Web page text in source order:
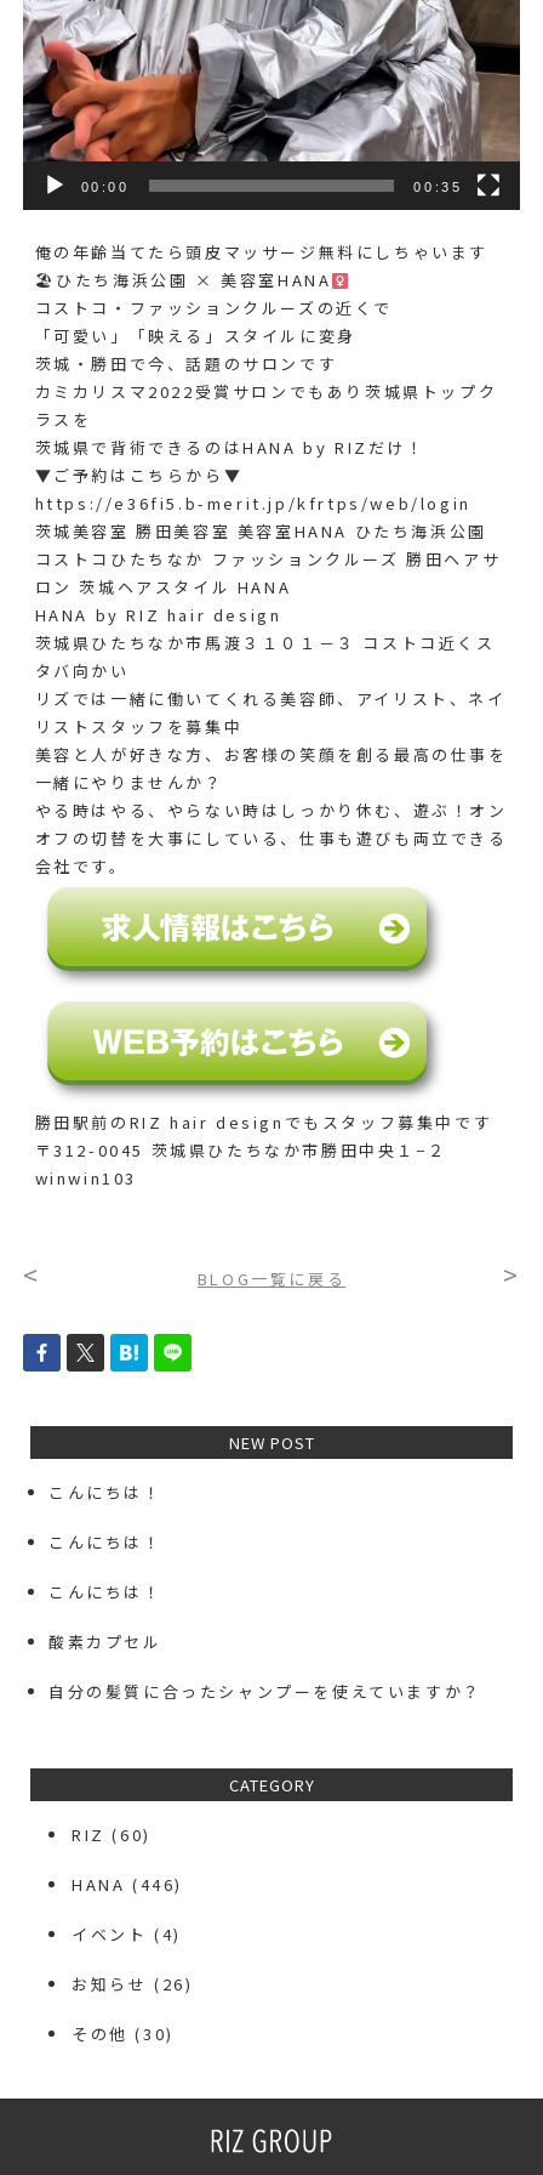
00:00 00:35
俺の年齢当てたら頭皮マッサージ無料にしちゃいます️
🏖ひたち海浜公園 × 美容室HANA‍
コストコ・ファッションクルーズの近くで
「可愛い」「映える」スタイルに変身
茨城・勝田で今、話題のサロンです
カミカリスマ2022受賞サロンでもあり茨城県トップク
ラスを
茨城県で背術できるのはHANA by RIZだけ！
▼ご予約はこちらから▼
https://e36fi5.b-merit.jp/kfrtps/web/login
茨城美容室 勝田美容室 美容室HANA ひたち海浜公園
コストコひたちなか ファッションクルーズ 勝田ヘアサ
ロン 茨城ヘアスタイル HANA
HANA by RIZ hair design
茨城県ひたちなか市馬渡３１０１－３ コストコ近くス
タバ向かい
リズでは一緒に働いてくれる美容師、アイリスト、ネイ
リストスタッフを募集中
美容と人が好きな方、お客様の笑顔を創る最高の仕事を
一緒にやりませんか？
やる時はやる、やらない時はしっかり休む、遊ぶ！オン
オフの切替を大事にしている、仕事も遊びも両立できる
会社です。
勝田駅前のRIZ hair designでも スタッフ募集中です
〒312-0045 茨城県ひたちなか市勝田中央１−２
winwin103
< BLOG一覧に戻る >
NEW POST
こんにちは！
こんにちは！
こんにちは！
酸素カプセル
自分の髪質に合ったシャンプーを使えていますか？
CATEGORY
RIZ (60)
HANA (446)
イベント (4)
お知らせ (26)
その他 (30)